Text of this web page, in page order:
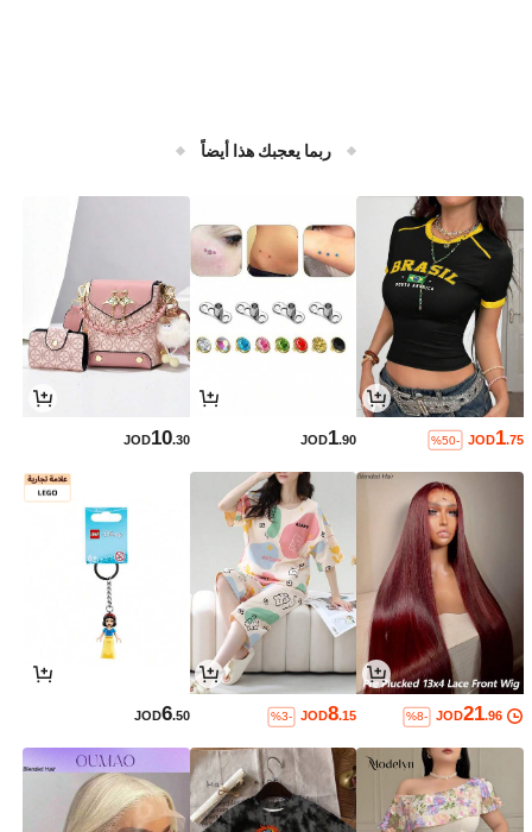
ربما يعجبك هذا أيضاً
JOD1.75
%50-
JOD1.90
JOD10.30
JOD21.96
%8-
JOD8.15
%3-
JOD6.50